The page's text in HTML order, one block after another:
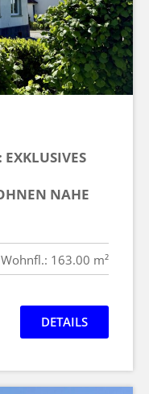
NAHE
Wohnfl.: 163.00 m²
DETAILS